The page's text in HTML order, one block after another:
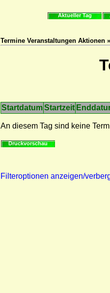
Aktueller Tag
Termine Veranstaltungen Aktionen
StartdatumStartzeit
An diesem Tag sind keine
Druckvorschau
Filteroptionen anzeigen/